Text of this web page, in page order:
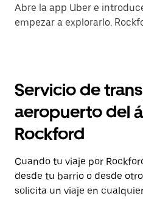
Abre la app Uber e
empezar a explorarlo.
Servicio de
aeropuerto del
Rockford
Cuando tu viaje por
desde tu barrio o desde
solicita un viaje en